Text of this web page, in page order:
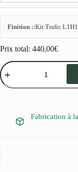
Finition ::Kit Trafic
Prix total: 440,00€
quantité
de
Kit
Aménagement
Fabrication à